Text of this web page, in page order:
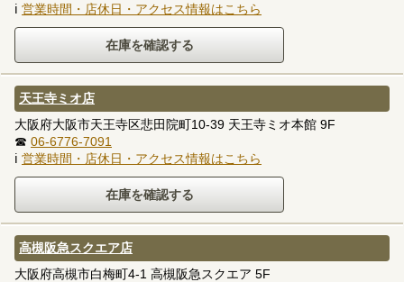
ℹ 営業時間・店休日・アクセス情報はこちら
天王寺ミオ店
大阪府大阪市天王寺区悲田院町10-39 天王寺ミオ本館 9F
☎ 06-6776-7091
ℹ 営業時間・店休日・アクセス情報はこちら
高槻阪急スクエア店
大阪府高槻市白梅町4-1 高槻阪急スクエア 5F